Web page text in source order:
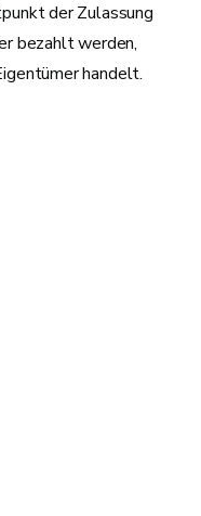
der Zulassung
bezahlt werden,
handelt.